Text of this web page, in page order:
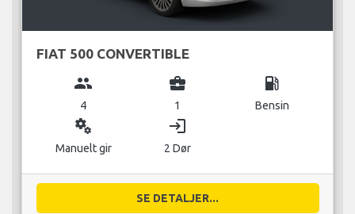
FIAT 500 CONVERTIBLE
group
4
business_center
1
local_gas_station
Bensin
miscellaneous_services
Manuelt gir
login
2 Dør
SE DETALJER...